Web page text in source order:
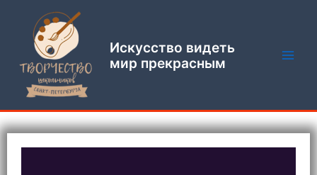
содержимому
Искусство видеть
мир прекрасным